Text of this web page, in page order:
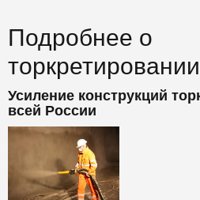
Подробнее о
торкретировании
Усиление конструкций
всей России